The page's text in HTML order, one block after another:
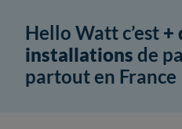
Hello Watt c’est +
installations de
partout en France